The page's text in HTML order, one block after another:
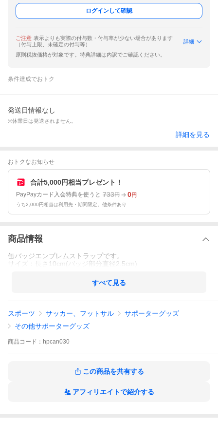
ログインして確認
ご注意 表示よりも実際の付与数・付与率が少ない場合があります
（付与上限、未確定の付与等）
詳細
原則税抜価格が対象です。特典詳細は内訳でご確認ください。
条件達成でおトク
発送日情報なし
※休業日は発送されません。
詳細を見る
おトクなお知らせ
合計5,000円相当プレゼント！
PayPayカード入会特典を使うと 733円 0円
うち2,000円相当は利用先・期間限定。他条件あり
商品情報
缶バッジエンブレムストラップです。
サイズ：長さ10cm(バッジ部分直径2.5cm)
すべて見る
スポーツ サッカー、フットサル
サポーターグッズ
その他サポーターグッズ
商品 コード： hpcan030
この商品を共有する
アフィリエイトで紹介する